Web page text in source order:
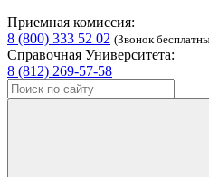
Приемная комиссия:
8 (800) 333 52 02 (Звонок
Справочная Университета:
8 (812) 269-57-58